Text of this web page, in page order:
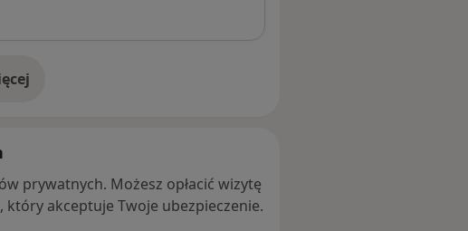
prywatnych. Możesz opłacić wizytę
akceptuje Twoje ubezpieczenie.